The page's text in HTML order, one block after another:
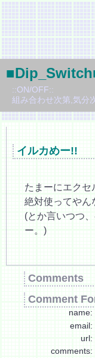
::ON/OFF::
組み合わせ次第,気分
イルカめー!!
たまーにエクセ
絶対使ってやん
(とか言いつつ
ー。)
Comments
Comment
name:
email:
url:
comments: